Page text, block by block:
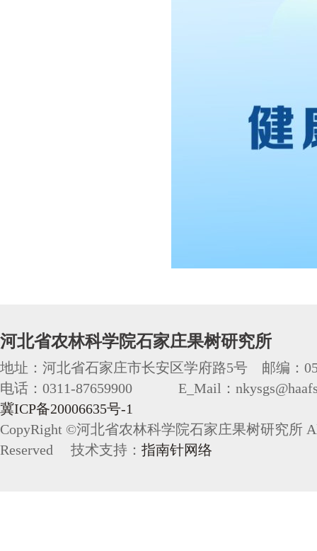
河北省农林科学院石家庄果树研究所
地址：河北省石家庄市长安区学府路5号 邮编：
电话：0311-87659900 E_Mail：
冀ICP备20006635号-1
CopyRight ©河北省农林科学院石家庄果树研究所
Reserved 技术支持： 指南针网络